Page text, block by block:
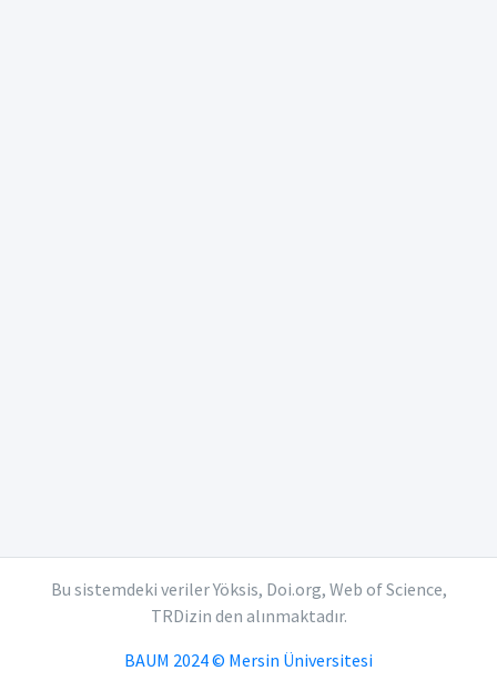
Bu sistemdeki veriler Yöksis, Doi.org, Web of Science,
TRDizin den alınmaktadır.
BAUM 2024 © Mersin Üniversitesi